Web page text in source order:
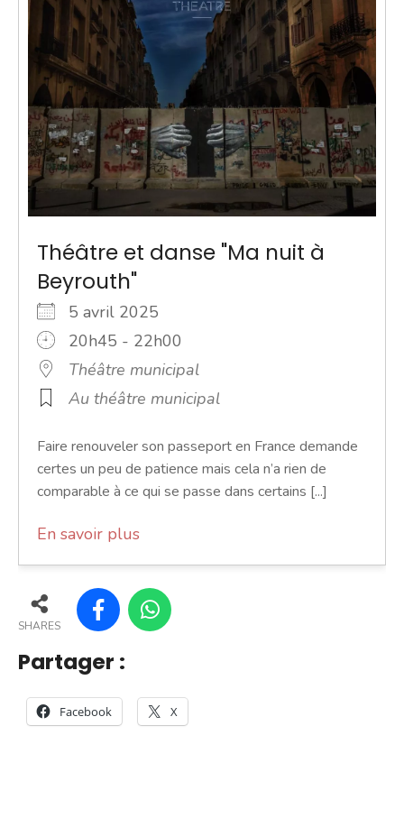
Théâtre et danse "Ma nuit à
Beyrouth"
5 avril 2025
20h45 - 22h00
Théâtre municipal
Au théâtre municipal
Faire renouveler son passeport en France demande
certes un peu de patience mais cela n’a rien de
comparable à ce qui se passe dans certains [...]
En savoir plus
SHARES
Partager :
Facebook X